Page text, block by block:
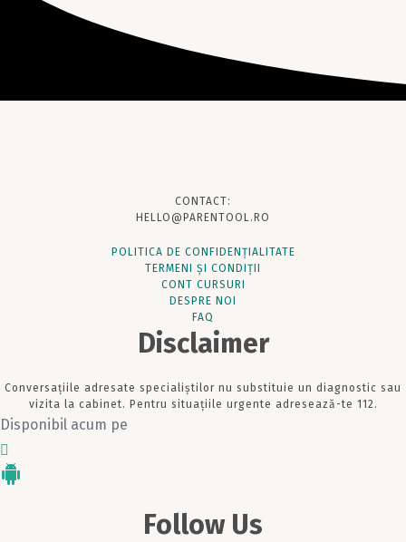
CONTACT:
HELLO@PARENTOOL.RO
POLITICA DE CONFIDENȚIALITATE
TERMENI ȘI CONDIȚII
CONT CURSURI
DESPRE NOI
FAQ
Disclaimer
Conversațiile adresate specialiștilor nu substituie un diagnostic sau
vizita la cabinet. Pentru situațiile urgente adresează-te 112.
Disponibil acum pe
Follow Us